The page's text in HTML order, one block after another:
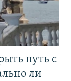
путь с
ли